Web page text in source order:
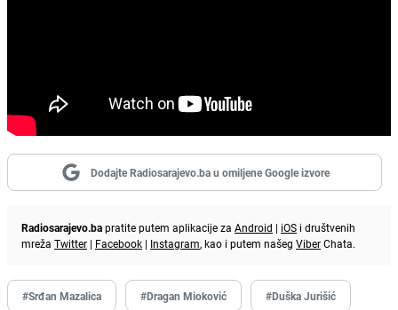
Dodajte Radiosarajevo.ba u omiljene Google izvore
Radiosarajevo.bapratite putem aplikacije za Android | iOS i društvenih
mreža Twitter | Facebook | Instagram, kao i putem našeg ViberChata.
#Srđan Mazalica #Dragan Mioković #Duška Jurišić